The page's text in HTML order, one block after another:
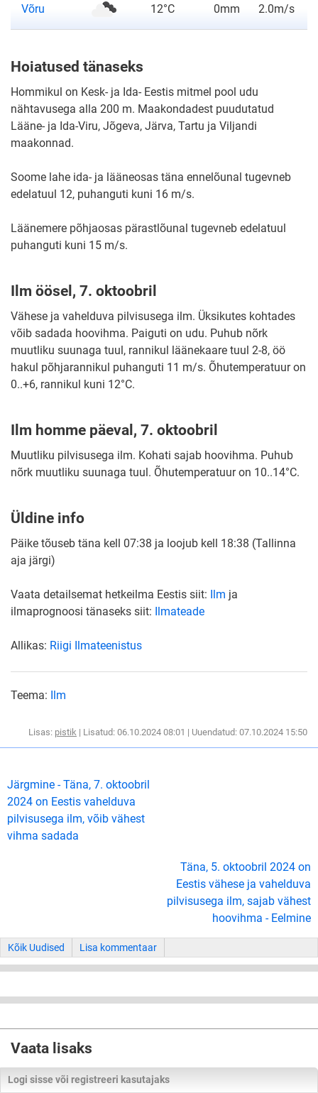
Võru 12°C 0mm 2.0m/s
Hoiatused tänaseks
Hommikul on Kesk- ja Ida- Eestis mitmel pool udu
nähtavusega alla 200 m. Maakondadest puudutatud
Lääne- ja Ida-Viru, Jõgeva, Järva, Tartu ja Viljandi
maakonnad.
Soome lahe ida- ja lääneosas täna ennelõunal tugevneb
edelatuul 12, puhanguti kuni 16 m/s.
Läänemere põhjaosas pärastlõunal tugevneb edelatuul
puhanguti kuni 15 m/s.
Ilm öösel, 7. oktoobril
Vähese ja vahelduva pilvisusega ilm. Üksikutes kohtades
võib sadada hoovihma. Paiguti on udu. Puhub nõrk
muutliku suunaga tuul, rannikul läänekaare tuul 2-8, öö
hakul põhjarannikul puhanguti 11 m/s. Õhutemperatuur on
0..+6, rannikul kuni 12°C.
Ilm homme päeval, 7. oktoobril
Muutliku pilvisusega ilm. Kohati sajab hoovihma. Puhub
nõrk muutliku suunaga tuul. Õhutemperatuur on 10..14°C.
Üldine info
Päike tõuseb täna kell 07:38 ja loojub kell 18:38 (Tallinna
aja järgi)
Vaata detailsemat hetkeilma Eestis siit: Ilm ja
ilmaprognoosi tänaseks siit: Ilmateade
Allikas: Riigi Ilmateenistus
Teema: Ilm
Lisas: pistik | Lisatud: 06.10.2024 08:01 | Uuendatud: 07.10.2024 15:50
Järgmine - Täna, 7. oktoobril
2024 on Eestis vahelduva
pilvisusega ilm, võib vähest
vihma sadada
Täna, 5. oktoobril 2024 on
Eestis vähese ja vahelduva
pilvisusega ilm, sajab vähest
hoovihma - Eelmine
Kõik Uudised Lisa kommentaar
Vaata lisaks
Logi sisse või registreeri kasutajaks